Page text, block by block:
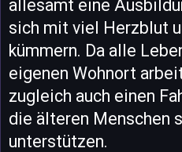
allesamt eine
sich mit viel Herzblut
kümmern. Da alle
eigenen Wohnort
zugleich auch einen
die älteren Menschen
unterstützen.